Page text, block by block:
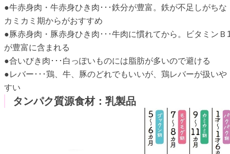
●牛赤身肉・牛赤身ひき肉･･･鉄分が豊富。鉄が不足しがちな
カミカミ期からがおすすめ
●豚赤身肉・豚赤身ひき肉･･･牛肉に慣れてから。ビタミンＢ
が豊富に含まれる
●合いびき肉･･･白っぽいものには脂肪が多いので避ける
●レバー･･･鶏、牛、豚のどれでもいいが、鶏レバーが扱いや
すい
タンパク質源食材：乳製品